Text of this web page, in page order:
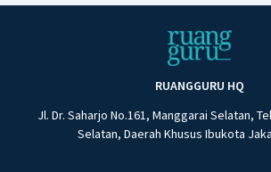
RUANGGURU HQ
Jl. Dr. Saharjo No.161, Manggarai Selatan,
Selatan, Daerah Khusus Ibukota